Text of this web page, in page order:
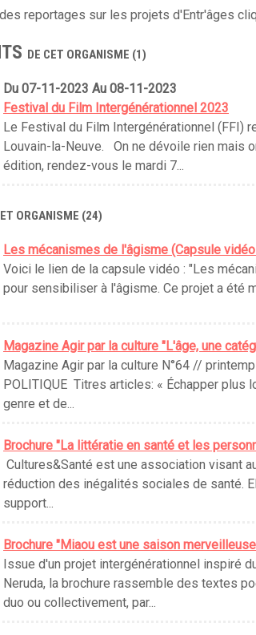
reportages sur les projets d'Entr'âges
DE CET ORGANISME (1)
Du 07-11-2023 Au 08-11-2023
Festival du Film Intergénérationnel 2023
Le Festival du Film Intergénérationnel (FFI)
Louvain-la-Neuve. On ne dévoile rien mais
édition, rendez-vous le mardi 7...
ORGANISME (24)
Les mécanismes de l'âgisme (Capsule
Voici le lien de la capsule vidéo : "Les
pour sensibiliser à l'âgisme. Ce projet a été
Magazine Agir par la culture "L'âge, une
Magazine Agir par la culture N°64 //
POLITIQUE Titres articles: « Échapper plus
genre et de...
Brochure "La littératie en santé et les
Cultures&Santé est une association visant
réduction des inégalités sociales de santé.
support...
Brochure "Miaou est une saison
Issue d'un projet intergénérationnel inspiré
Neruda, la brochure rassemble des textes
duo ou collectivement, par...